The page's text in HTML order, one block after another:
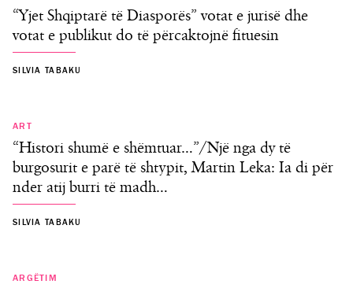
“Yjet Shqiptarë të Diasporës” votat e jurisë dhe
votat e publikut do të përcaktojnë fituesin
SILVIA TABAKU
ART
“Histori shumë e shëmtuar…”/Një nga dy të
burgosurit e parë të shtypit, Martin Leka: Ia di për
nder atij burri të madh…
SILVIA TABAKU
ARGËTIM